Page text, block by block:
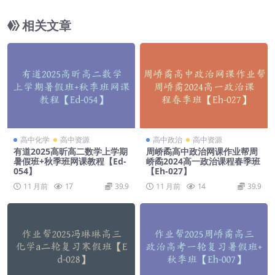
相关文章
高中化学 高中资源
有道2025高昕高二数学上学期
暑假班+秋季班网课教程【Ed-
054】
11 月前 17 39.9
高中政治 高中资源
周峤矞高中政治网课作业帮周
峤矞2024高一政治课程春季班
【Eh-027】
11 月前 14 39.9